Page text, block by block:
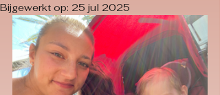
Bijgewerkt op: 25 jul 2025